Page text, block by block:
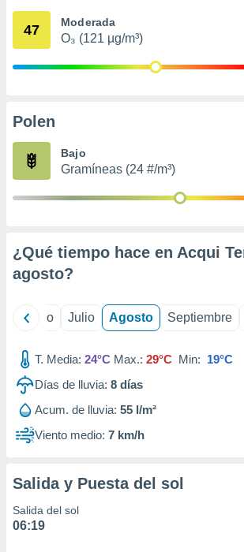
mediante
publicidad
de
47 Moderada
O₃ (121 µg/m³)
Polen
Bajo
Gramíneas (24 #/m³)
¿Qué tiempo hace en Acqui
agosto?
Junio Julio Agosto Septiembre
T. Media: 24°C Max.: 29°C Min: 19°C
Días de lluvia: 8 días
Acum. de lluvia: 55 l/m²
Viento medio: 7 km/h
Salida y Puesta del sol
Salida del sol
06:19